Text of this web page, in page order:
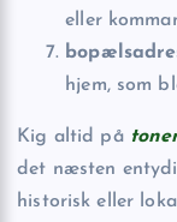
eller
hjem, som
Kig altid på
det næsten
historisk eller